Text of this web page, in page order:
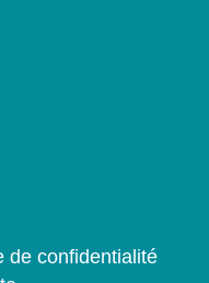
de confidentialité